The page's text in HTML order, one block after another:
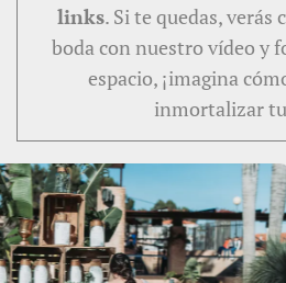
links. Si te quedas, verás
boda con nuestro vídeo y
espacio, ¡imagina
inmortalizar